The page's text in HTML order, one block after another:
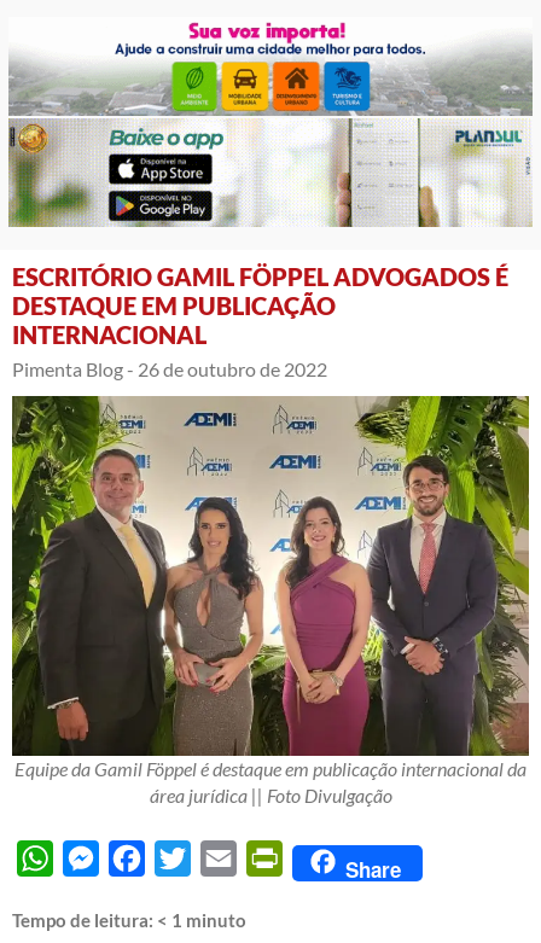
ESCRITÓRIO GAMIL FÖPPEL ADVOGADOS É
DESTAQUE EM PUBLICAÇÃO
INTERNACIONAL
Pimenta Blog - 26 de outubro de 2022
Equipe da Gamil Föppel é destaque em publicação internacional da
área jurídica || Foto Divulgação
WhatsAppMessengerFacebook
Twitter Email PrintFriendly
Share
Tempo de leitura: < 1 minuto